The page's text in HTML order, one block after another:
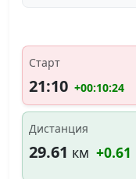
Старт
21:10 +00:10:24
Дистанция
29.61 км +0.61